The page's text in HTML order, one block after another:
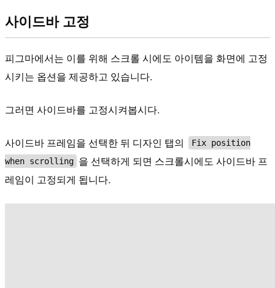
사이드바 고정
피그마에서는 이를 위해 스크롤 시에도 아이템을 화면에 고정
시키는 옵션을 제공하고 있습니다.
그러면 사이드바를 고정시켜봅시다.
사이드바 프레임을 선택한 뒤 디자인 탭의
Fix position
when scrolling 을 선택하게 되면 스크롤시에도 사이드바 프
레임이 고정되게 됩니다.